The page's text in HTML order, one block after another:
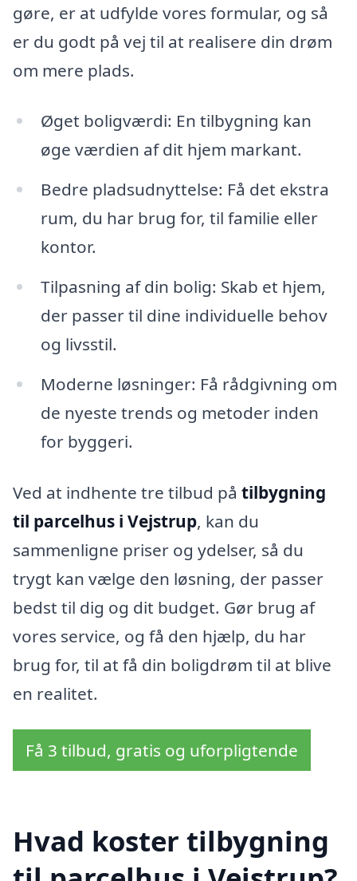
gøre, er at udfylde vores formular, og så
er du godt på vej til at realisere din drøm
om mere plads.
Øget boligværdi: En tilbygning kan
øge værdien af dit hjem markant.
Bedre pladsudnyttelse: Få det ekstra
rum, du har brug for, til familie eller
kontor.
Tilpasning af din bolig: Skab et hjem,
der passer til dine individuelle behov
og livsstil.
Moderne løsninger: Få rådgivning om
de nyeste trends og metoder inden
for byggeri.
Ved at indhente tre tilbud på tilbygning
til parcelhus i Vejstrup, kan du
sammenligne priser og ydelser, så du
trygt kan vælge den løsning, der passer
bedst til dig og dit budget. Gør brug af
vores service, og få den hjælp, du har
brug for, til at få din boligdrøm til at blive
en realitet.
Få 3 tilbud, gratis og uforpligtende
Hvad koster tilbygning